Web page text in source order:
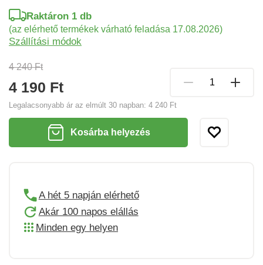
4 240 Ft
4 190 Ft
Legalacsonyabb ár az elmúlt 30 napban: 4 240 Ft
Raktáron 1 db
(az elérhető termékek várható feladása 17.08.2026)
Szállítási módok
Kosárba helyezés
A hét 5 napján elérhető
Akár 100 napos elállás
Minden egy helyen